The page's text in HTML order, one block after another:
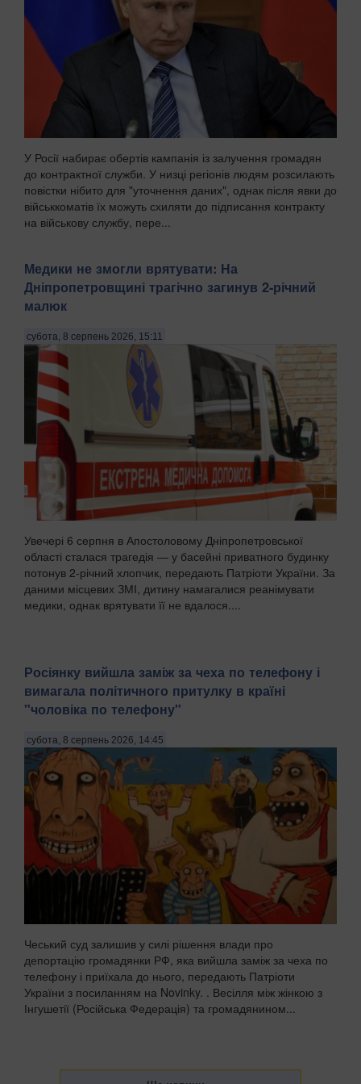
У Росії набирає обертів кампанія із залучення громадян
до контрактної служби. У низці регіонів людям розсилають
повістки нібито для "уточнення даних", однак після явки до
військкоматів їх можуть схиляти до підписання контракту
на військову службу, пере...
Медики не змогли врятувати: На
Дніпропетровщині трагічно загинув 2-річний
малюк
субота, 8 серпень 2026, 15:11
Увечері 6 серпня в Апостоловому Дніпропетровської
області сталася трагедія — у басейні приватного будинку
потонув 2-річний хлопчик, передають Патріоти України. За
даними місцевих ЗМІ, дитину намагалися реанімувати
медики, однак врятувати її не вдалося....
Росіянку вийшла заміж за чеха по телефону і
вимагала політичного притулку в країні
"чоловіка по телефону"
субота, 8 серпень 2026, 14:45
Чеський суд залишив у силі рішення влади про
депортацію громадянки РФ, яка вийшла заміж за чеха по
телефону і приїхала до нього, передають Патріоти
України з посиланням на Novinky. . Весілля між жінкою з
Інгушетії (Російська Федерація) та громадянином...